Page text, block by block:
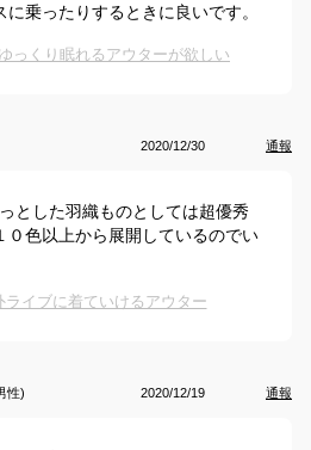
乗ったりするときに良いです。
っくり眠れるアウターが欲しい
2020/12/30 通報
とした羽織ものとしては超優秀
０色以上から展開しているのでい
ライブに着ていけるアウター
性) 2020/12/19 通報